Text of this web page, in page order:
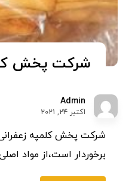
شرکت پخش
Admin
اکتبر ۲۴, ۲۰۲۱
شرکت پخش کلمپه
برخوردار است،از مواد